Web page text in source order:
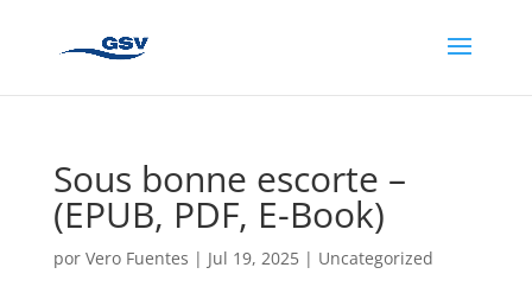
Sous bonne escorte –
(EPUB, PDF, E-Book)
por Vero Fuentes | Jul 19, 2025| Uncategorized